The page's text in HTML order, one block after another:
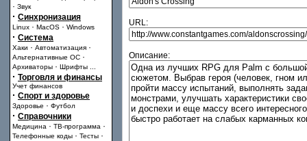
· Звук
· Синхронизация
Linux · MacOS · Windows
· Система
Хаки · Автоматизация ·
Альтернативные ОС ·
Архиваторы · Шрифты
· Торговля и финансы
Учет финансов
· Спорт и здоровье
Здоровье · Футбол
· Справочники
Медицина · ТВ-программа ·
Телефонные коды · Тесты ·
URL:
Описание: